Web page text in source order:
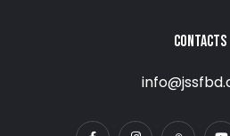
CONTACTS